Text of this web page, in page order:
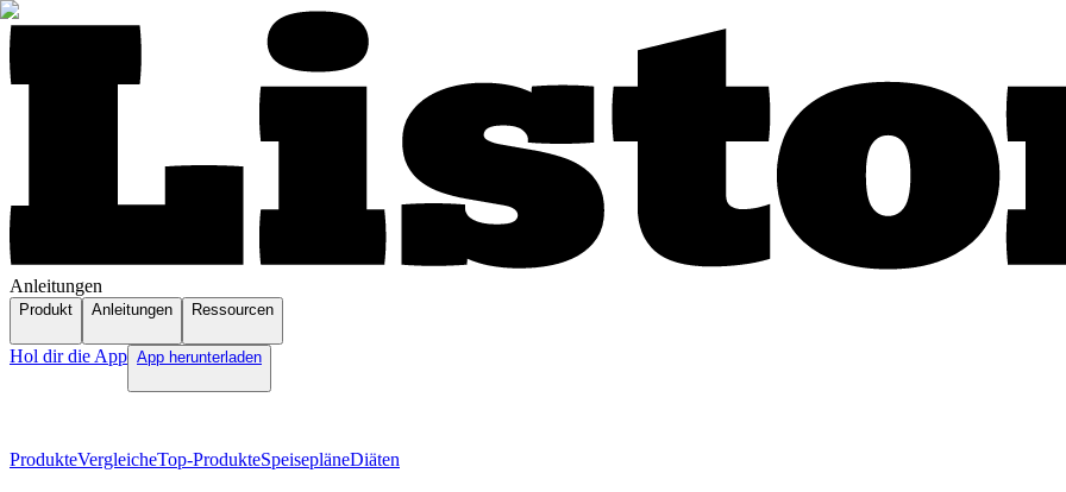
Anleitungen
Produkt Anleitungen Ressourcen
Hol dir die App App herunterladen
ProdukteVergleicheTop-ProdukteSpeisepläneDiäten